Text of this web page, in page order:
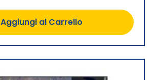
Aggiungi al Carrello